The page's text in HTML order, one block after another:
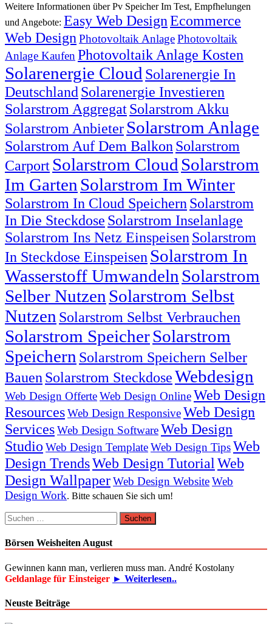
Weitere Informationen über Pv Speicher Im Test, Empfhelungen
und Angebote: Easy Web DesignEcommerce
Web Design Photovoltaik AnlagePhotovoltaik
Anlage Kaufen Photovoltaik Anlage Kosten
Solarenergie Cloud Solarenergie In
Deutschland Solarenergie Investieren
Solarstrom AggregatSolarstrom Akku
Solarstrom Anbieter Solarstrom Anlage
Solarstrom Auf Dem Balkon Solarstrom
Carport Solarstrom Cloud Solarstrom
Im Garten Solarstrom Im Winter
Solarstrom In Cloud Speichern Solarstrom
In Die Steckdose Solarstrom Inselanlage
Solarstrom Ins Netz Einspeisen Solarstrom
In Steckdose Einspeisen Solarstrom In
Wasserstoff Umwandeln Solarstrom
Selber Nutzen Solarstrom Selbst
Nutzen Solarstrom Selbst Verbrauchen
Solarstrom SpeicherSolarstrom
Speichern Solarstrom Speichern Selber
Bauen Solarstrom SteckdoseWebdesign
Web Design OfferteWeb Design OnlineWeb Design
ResourcesWeb Design ResponsiveWeb Design
ServicesWeb Design SoftwareWeb Design
Studio Web Design TemplateWeb Design TipsWeb
Design TrendsWeb Design Tutorial Web
Design WallpaperWeb Design WebsiteWeb
Design Work. Bitte schauen Sie sich um!
Suchen
nach:
Börsen Weisheiten August
Gewinnen kann man, verlieren muss man. André Kostolany
Geldanlage für Einsteiger ► Weiterlesen..
Neuste Beiträge